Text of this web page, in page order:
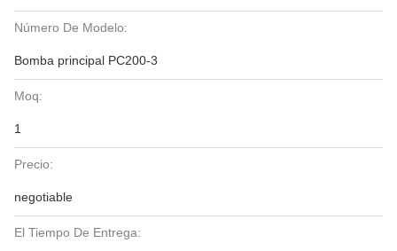
Número De Modelo:
Bomba principal PC200-3
Moq:
1
Precio:
negotiable
El Tiempo De Entrega: